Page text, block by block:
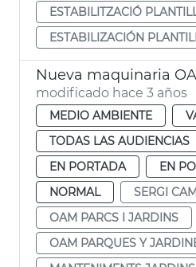
ESTABILITZACIÓ
ESTABILIZACIÓN
Nueva maquinaria
modificado hace 3 años
MEDIO AMBIENTE
TODAS LAS AUDIENCIAS
EN PORTADA
EN
NORMAL
SERGI
OAM PARCS I JARDINS
OAM PARQUES Y